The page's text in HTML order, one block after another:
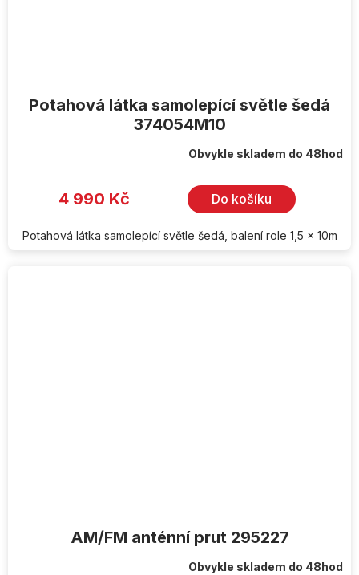
Potahová látka samolepící světle šedá
374054M10
Obvykle skladem do 48hod
4 990 Kč Do košíku
Potahová látka samolepící světle šedá, balení role 1,5 x 10m
AM/FM anténní prut 295227
Obvykle skladem do 48hod